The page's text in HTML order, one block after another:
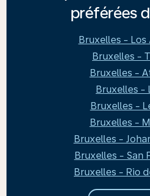
préférées
Bruxelles - Los
Bruxelles -
Bruxelles -
Bruxelles -
Bruxelles -
Bruxelles -
Bruxelles -
Bruxelles - San
Bruxelles - Rio